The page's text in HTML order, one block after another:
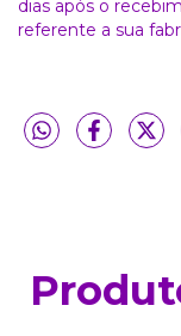
dias após o
referente a sua